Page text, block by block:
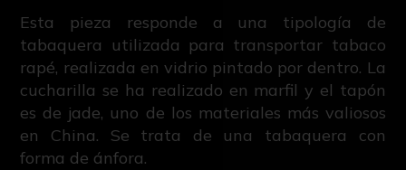
Esta pieza responde a una tipología de
tabaquera utilizada para transportar tabaco
rapé, realizada en vidrio pintado por dentro. La
cucharilla se ha realizado en marfil y el tapón
es de jade, uno de los materiales más valiosos
en China. Se trata de una tabaquera con
forma de ánfora.